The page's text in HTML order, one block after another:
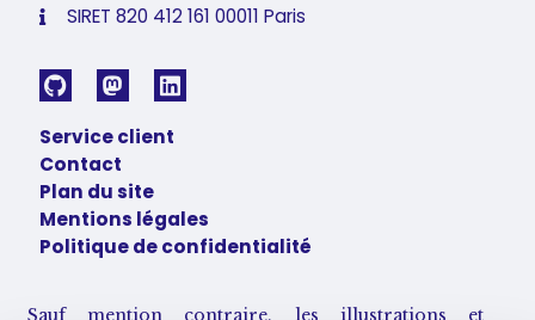
SIRET 820 412 161 00011 Paris
Service client
Contact
Plan du site
Mentions légales
Politique de confidentialité
Sauf mention contraire, les illustrations et